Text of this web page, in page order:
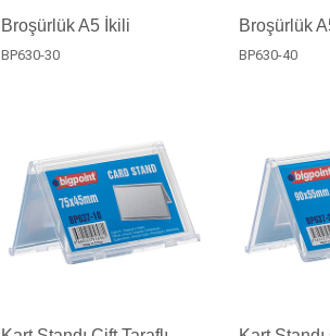
Broşürlük A5 İkili
BP630-30
Broşürlük
BP630-40